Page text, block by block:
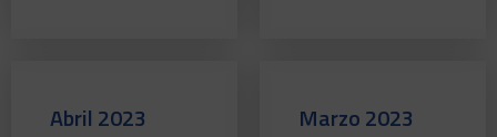
Abril 2023 Marzo 2023